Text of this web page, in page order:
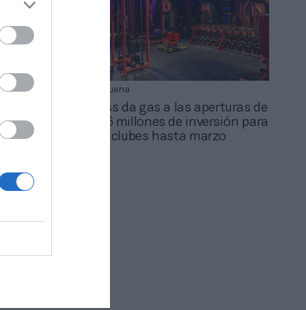
Roger Requena
El fitness da gas a las aperturas de
2024: 46 millones de inversión para
abrir 54 clubes hasta marzo